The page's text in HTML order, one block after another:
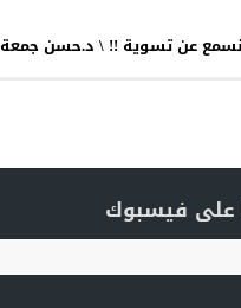
نسمع عن تسوية !! \ د.حسن جمعة
على فيسبوك